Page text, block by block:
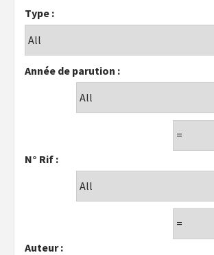
Type :
Année de parution :
N° Rif :
Auteur :